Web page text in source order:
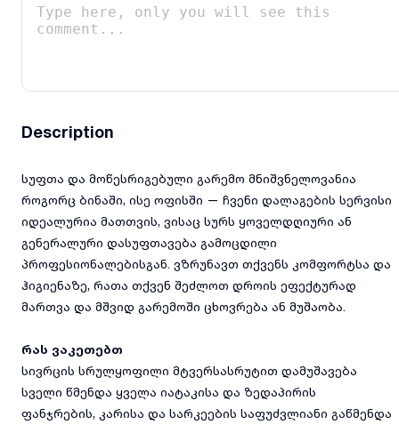
Description
სუფთა და მოწესრიგებული გარემო მნიშვნელოვანია
როგორც ბინაში, ისე ოფისში — ჩვენი დალაგების სერვისი
იდეალურია მათთვის, ვისაც სურს ყოველდღიური ან
გენერალური დასუფთავება გამოცდილი
პროფესიონალებისგან. ვზრუნავთ თქვენს კომფორტსა და
ჰიგიენაზე, რათა თქვენ შეძლოთ დროის ეფექტურად
მართვა და მშვიდ გარემოში ცხოვრება ან მუშაობა.
რას ვაკეთებთ
სივრცის სრულყოფილი მტვერსასრუტით დამუშავება
სველი წმენდა ყველა იატაკისა და ზედაპირის
ფანჯრების, კარისა და სარკეების საფუძვლიანი გაწმენდა